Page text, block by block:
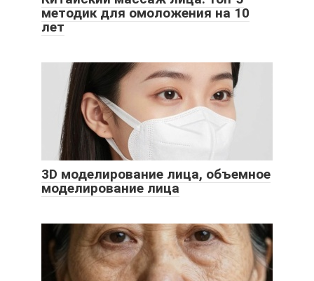
методик для омоложения на 10
лет
3D моделирование лица, объемное
моделирование лица